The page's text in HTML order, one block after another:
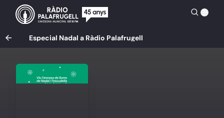
Especial Nadal a Ràdio Palafrugell